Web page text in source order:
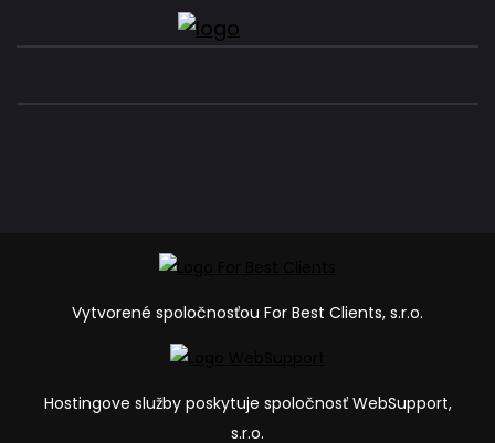
Vytvorené spoločnosťou For Best Clients, s.r.o.
Hostingove služby poskytuje spoločnosť WebSupport,
s.r.o.